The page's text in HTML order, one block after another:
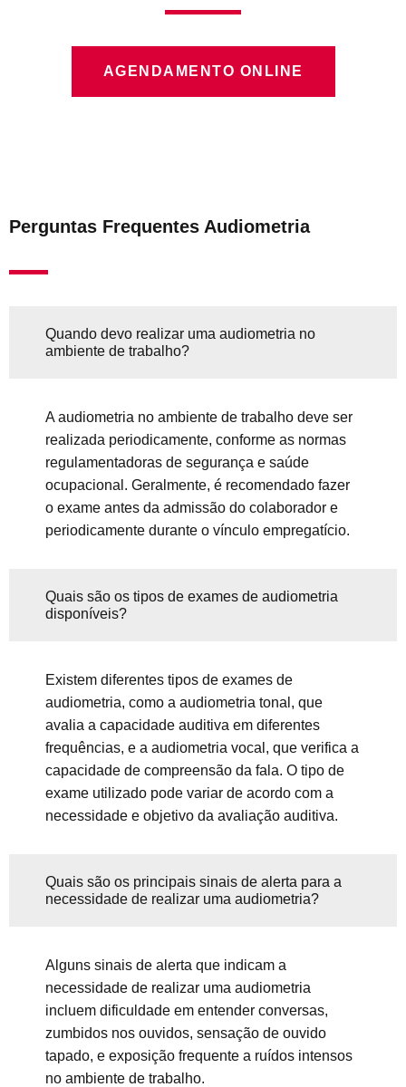
AGENDAMENTO ONLINE
Perguntas Frequentes Audiometria
Quando devo realizar uma audiometria no
ambiente de trabalho?
A audiometria no ambiente de trabalho deve ser
realizada periodicamente, conforme as normas
regulamentadoras de segurança e saúde
ocupacional. Geralmente, é recomendado fazer
o exame antes da admissão do colaborador e
periodicamente durante o vínculo empregatício.
Quais são os tipos de exames de audiometria
disponíveis?
Existem diferentes tipos de exames de
audiometria, como a audiometria tonal, que
avalia a capacidade auditiva em diferentes
frequências, e a audiometria vocal, que verifica a
capacidade de compreensão da fala. O tipo de
exame utilizado pode variar de acordo com a
necessidade e objetivo da avaliação auditiva.
Quais são os principais sinais de alerta para a
necessidade de realizar uma audiometria?
Alguns sinais de alerta que indicam a
necessidade de realizar uma audiometria
incluem dificuldade em entender conversas,
zumbidos nos ouvidos, sensação de ouvido
tapado, e exposição frequente a ruídos intensos
no ambiente de trabalho.